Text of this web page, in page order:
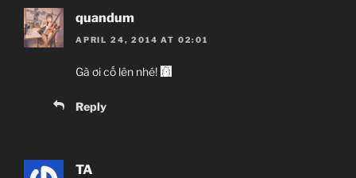
quandum
APRIL 24, 2014 AT 02:01
Gà ơi cố lên nhé!
Reply
TA